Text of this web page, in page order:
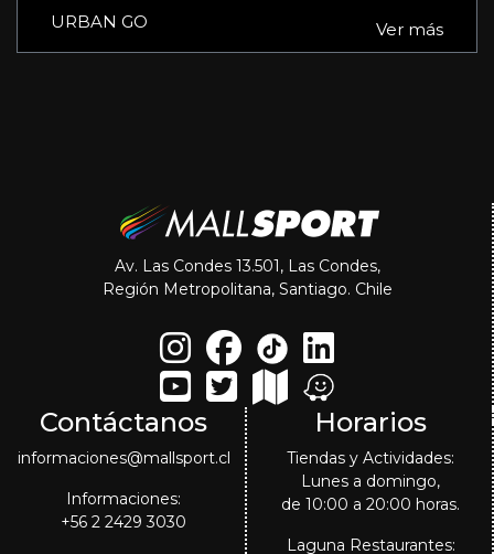
URBAN GO Ver más
Av. Las Condes 13.501, Las Condes,
Región Metropolitana, Santiago. Chile
Contáctanos
informaciones@mallsport.cl
Informaciones:
+56 2 2429 3030
Horarios
Tiendas y Actividades:
Lunes a domingo,
de 10:00 a 20:00 horas.
Laguna Restaurantes: